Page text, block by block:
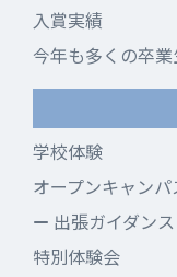
入賞実績
今年も多くの卒
学校体験
オープンキャンパ
出張ガイダンス
特別体験会